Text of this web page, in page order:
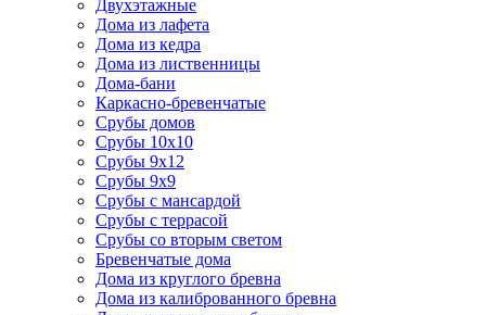
Двухэтажные
Дома из лафета
Дома из кедра
Дома из лиственницы
Дома-бани
Каркасно-бревенчатые
Срубы домов
Срубы 10х10
Срубы 9х12
Срубы 9х9
Срубы с мансардой
Срубы с террасой
Срубы со вторым светом
Бревенчатые дома
Дома из круглого бревна
Дома из калиброванного бревна